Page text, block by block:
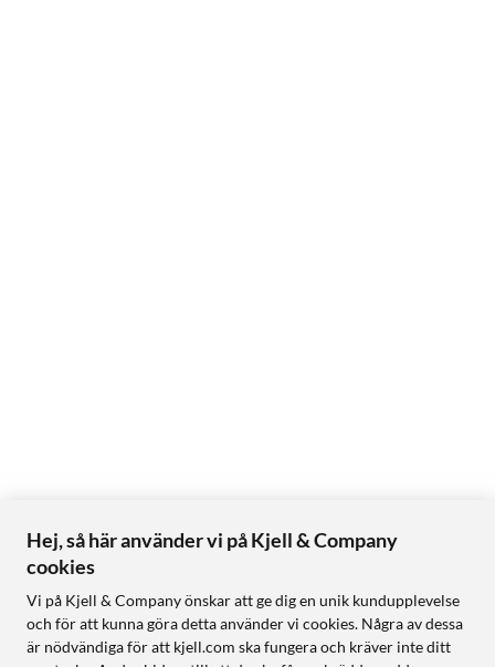
Hej, så här använder vi på Kjell & Company
cookies
Vi på Kjell & Company önskar att ge dig en unik kundupplevelse
och för att kunna göra detta använder vi cookies. Några av dessa
är nödvändiga för att kjell.com ska fungera och kräver inte ditt